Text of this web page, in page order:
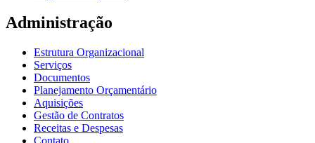
Administração
Estrutura Organizacional
Serviços
Documentos
Planejamento Orçamentário
Aquisições
Gestão de Contratos
Receitas e Despesas